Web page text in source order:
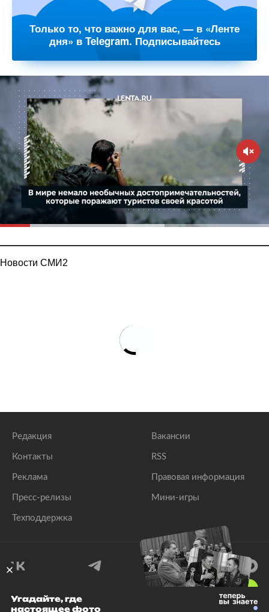
Только то, что важно для вас, — в «Ленте
дня» в Telegram. Подписывайтесь
Новости СМИ2
Редакция
Контакты
Реклама
Пресс-релизы
Техподдержка
Вакансии
RSS
Правовая информация
Мини-игры
© 1999–2026 Все права защищены.
Угадайте, где
настоящее фото